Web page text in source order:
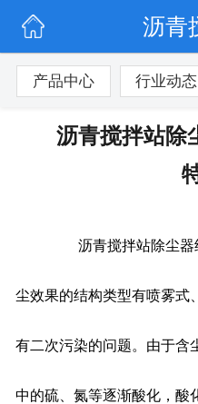
产品中心 行业动态
沥青搅拌站除
沥青搅拌站除尘器
尘效果的结构类型有喷雾式
有二次污染的问题。由于含
中的硫、氮等逐渐酸化，酸